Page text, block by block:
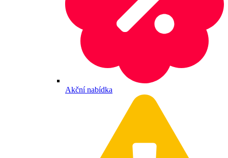
Akční nabídka